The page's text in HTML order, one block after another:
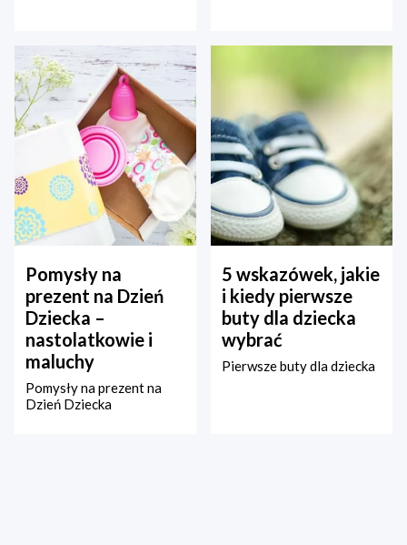
Pomysły na
prezent na Dzień
Dziecka –
nastolatkowie i
maluchy
Pomysły na prezent na
Dzień Dziecka
5 wskazówek, jakie
i kiedy pierwsze
buty dla dziecka
wybrać
Pierwsze buty dla dziecka